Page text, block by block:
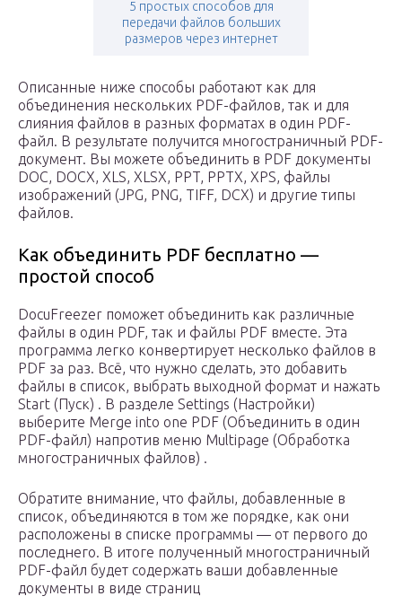
5 простых способов для
передачи файлов больших
размеров через интернет
Описанные ниже способы работают как для
объединения нескольких PDF-файлов, так и для
слияния файлов в разных форматах в один PDF-
файл. В результате получится многостраничный PDF-
документ. Вы можете объединить в PDF документы
DOC, DOCX, XLS, XLSX, PPT, PPTX, XPS, файлы
изображений (JPG, PNG, TIFF, DCX) и другие типы
файлов.
Как объединить PDF бесплатно —
простой способ
DocuFreezer поможет объединить как различные
файлы в один PDF, так и файлы PDF вместе. Эта
программа легко конвертирует несколько файлов в
PDF за раз. Всё, что нужно сделать, это добавить
файлы в список, выбрать выходной формат и нажать
Start (Пуск) . В разделе Settings (Настройки)
выберите Merge into one PDF (Объединить в один
PDF-файл) напротив меню Multipage (Обработка
многостраничных файлов) .
Обратите внимание, что файлы, добавленные в
список, объединяются в том же порядке, как они
расположены в списке программы — от первого до
последнего. В итоге полученный многостраничный
PDF-файл будет содержать ваши добавленные
документы в виде страниц